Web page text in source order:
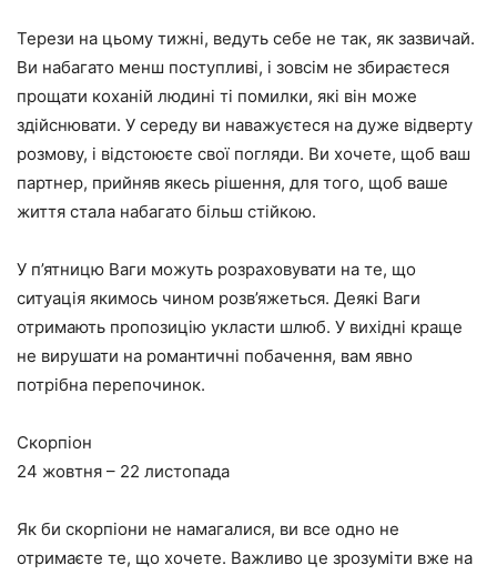
Терези на цьому тижні, ведуть себе не так, як зазвичай.
Ви набагато менш поступливі, і зовсім не збираєтеся
прощати коханій людині ті помилки, які він може
здійснювати. У середу ви наважуєтеся на дуже відверту
розмову, і відстоюєте свої погляди. Ви хочете, щоб ваш
партнер, прийняв якесь рішення, для того, щоб ваше
життя стала набагато більш стійкою.
У п’ятницю Ваги можуть розраховувати на те, що
ситуація якимось чином розв’яжеться. Деякі Ваги
отримають пропозицію укласти шлюб. У вихідні краще
не вирушати на романтичні побачення, вам явно
потрібна перепочинок.
Скорпіон
24 жовтня – 22 листопада
Як би скорпіони не намагалися, ви все одно не
отримаєте те, що хочете. Важливо це зрозуміти вже на